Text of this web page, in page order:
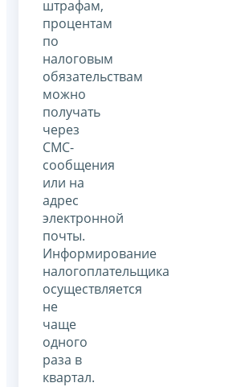
штрафам,
процентам
по
налоговым
обязательствам
можно
получать
через
СМС-
сообщения
или на
адрес
электронной
почты.
Информирование
налогоплательщика
осуществляется
не
чаще
одного
раза в
квартал.